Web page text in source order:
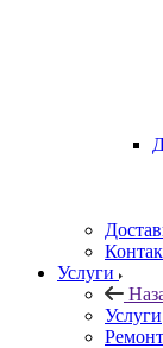
Услуги
Услуги